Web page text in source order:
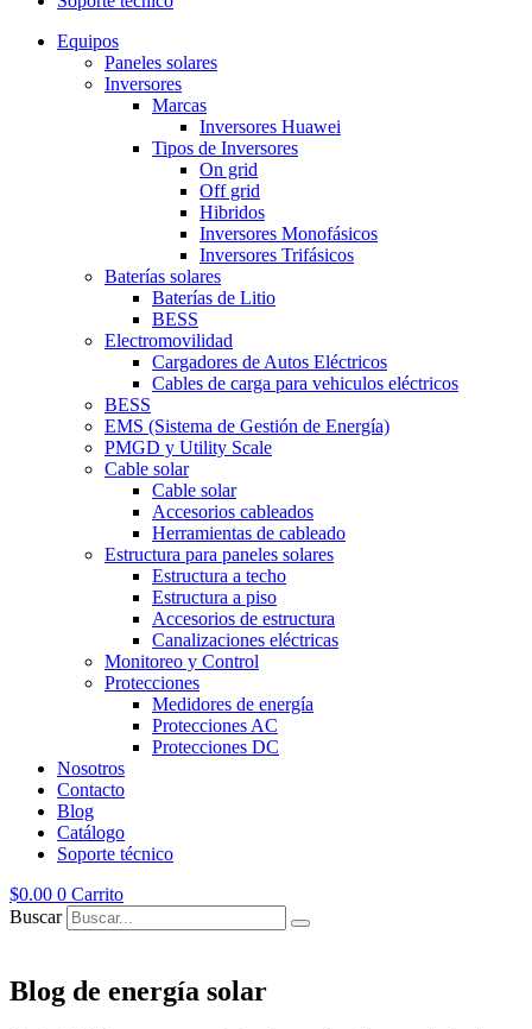
Equipos
Paneles solares
Inversores
Marcas
Inversores Huawei
Tipos de Inversores
On grid
Off grid
Hibridos
Inversores Monofásicos
Inversores Trifásicos
Baterías solares
Baterías de Litio
BESS
Electromovilidad
Cargadores de Autos Eléctricos
Cables de carga para vehiculos eléctricos
BESS
EMS (Sistema de Gestión de Energía)
PMGD y Utility Scale
Cable solar
Cable solar
Accesorios cableados
Herramientas de cableado
Estructura para paneles solares
Estructura a techo
Estructura a piso
Accesorios de estructura
Canalizaciones eléctricas
Monitoreo y Control
Protecciones
Medidores de energía
Protecciones AC
Protecciones DC
Nosotros
Contacto
Blog
Catálogo
Soporte técnico
$0.00 0 Carrito
Buscar
Blog de energía solar